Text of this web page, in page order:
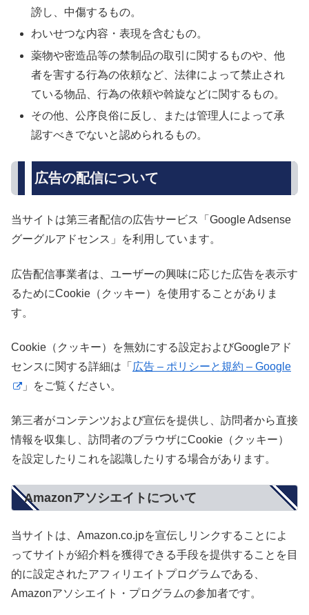
謗し、中傷するもの。
わいせつな内容・表現を含むもの。
薬物や密造品等の禁制品の取引に関するものや、他
者を害する行為の依頼など、法律によって禁止され
ている物品、行為の依頼や斡旋などに関するもの。
その他、公序良俗に反し、または管理人によって承
認すべきでないと認められるもの。
広告の配信について
当サイトは第三者配信の広告サービス「Google Adsense
グーグルアドセンス」を利用しています。
広告配信事業者は、ユーザーの興味に応じた広告を表示す
るためにCookie（クッキー）を使用することがありま
す。
Cookie（クッキー）を無効にする設定およびGoogleアド
センスに関する詳細は「 広告 – ポリシーと規約 – Google
」をご覧ください。
第三者がコンテンツおよび宣伝を提供し、訪問者から直接
情報を収集し、訪問者のブラウザにCookie（クッキー）
を設定したりこれを認識したりする場合があります。
Amazonアソシエイトについて
当サイトは、Amazon.co.jpを宣伝しリンクすることによ
ってサイトが紹介料を獲得できる手段を提供することを目
的に設定されたアフィリエイトプログラムである、
Amazonアソシエイト・プログラムの参加者です。